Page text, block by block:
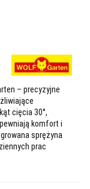
– precyzyjne
cięcia 30°,
komfort i
sprężyna
prac